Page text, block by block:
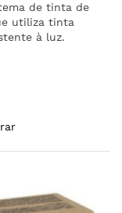
de tinta de
utiliza tinta
à luz.